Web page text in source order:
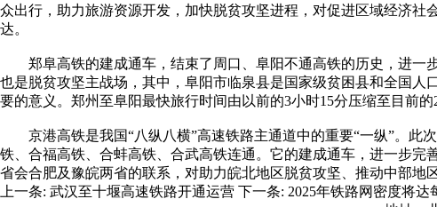
众出行，助力旅游资源开发，加快脱贫攻坚进程，对促进区域经济社
达。
郑阜高铁的建成通车，结束了周口、阜阳不通高铁的历史，进一步
也是脱贫攻坚主战场，其中，阜阳市临泉县是国家级贫困县和全国
要的意义。郑州至阜阳最快旅行时间由以前的3小时15分压缩至目前的
京港高铁是我国“八纵八横”高速铁路主通道中的重要“一纵”。此
铁、合福高铁、合蚌高铁、合武高铁连通。它的建成通车，进一步
省会合肥及豫皖两省的联系，对助力皖北地区脱贫攻坚、推动中部地
上一条: 武汉至十堰高速铁路开通运营 下一条: 2025年铁路网密度将达